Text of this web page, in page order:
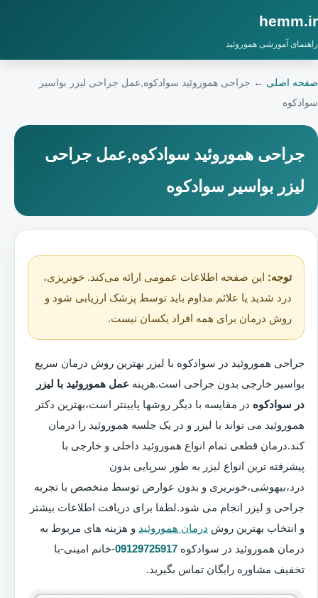
hemm.ir
راهنمای آموزشی هموروئید
صفحه اصلی ← جراحی هموروئید سوادکوه,عمل جراحی لیزر بواسیر
سوادکوه
جراحی هموروئید سوادکوه,عمل جراحی
لیزر بواسیر سوادکوه
توجه: این صفحه اطلاعات عمومی ارائه می‌کند. خونریزی،
درد شدید یا علائم مداوم باید توسط پزشک ارزیابی شود و
روش درمان برای همه افراد یکسان نیست.
جراحی هموروئید در سوادکوه با لیزر بهترین روش درمان سریع
بواسیر خارجی بدون جراحی است.هزینه عمل هموروئید با لیزر
در سوادکوه در مقایسه با دیگر روشها پایینتر است،بهترین دکتر
هموروئید می تواند با لیزر و در یک جلسه هموروئید را درمان
کند.درمان قطعی تمام انواع هموروئید داخلی و خارجی با
پیشرفته ترین انواع لیزر به طور سرپایی بدون
درد،بیهوشی،خونریزی و بدون عوارض توسط متخصص با تجربه
جراحی و لیزر انجام می شود.لطفا برای دریافت اطلاعات بیشتر
و انتخاب بهترین روش درمان هموروئید و هزینه های مربوط به
درمان هموروئید در سوادکوه 09129725917-خانم امینی-با
تخفیف مشاوره رایگان تماس بگیرید.